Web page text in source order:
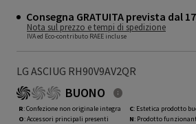
Consegna GRATUITA prevista dal
Nota sul prezzo e tempi di spedizione
IVA ed Eco-contributo RAEE incluse
LG ASCIUG RH90V9AV2QR
BUONO
R: Confezione non originale integra
O: Accessori principali presenti
C: Estetica prodotto
N: Prodotto